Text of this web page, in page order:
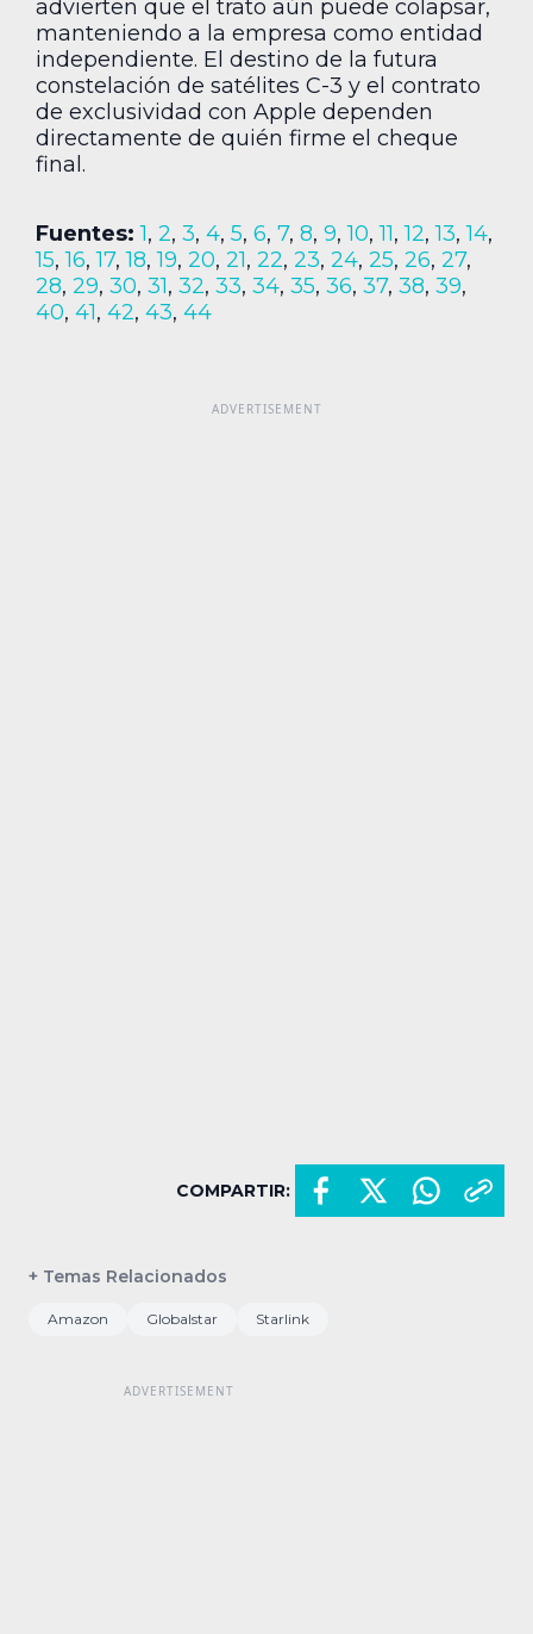
advierten que el trato aún puede colapsar,
manteniendo a la empresa como entidad
independiente. El destino de la futura
constelación de satélites C-3 y el contrato
de exclusividad con Apple dependen
directamente de quién firme el cheque
final.
Fuentes: 1, 2, 3, 4, 5, 6, 7, 8, 9,10,11,12,13,14,
15,16,17,18,19, 20, 21, 22, 23, 24, 25, 26, 27,
28, 29, 30, 31, 32, 33, 34, 35, 36, 37, 38, 39,
40, 41, 42, 43, 44
COMPARTIR:
+ Temas Relacionados
Amazon Globalstar Starlink